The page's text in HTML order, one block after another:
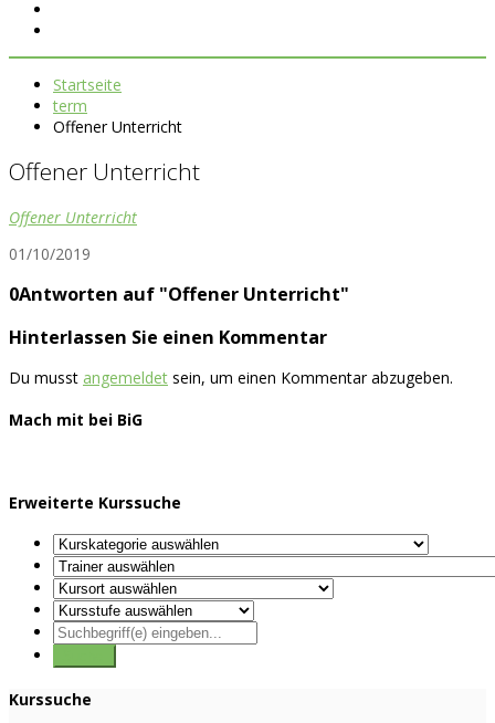
Startseite
term
Offener Unterricht
Offener Unterricht
Offener Unterricht
01/10/2019
0Antworten auf "Offener Unterricht"
Hinterlassen Sie einen Kommentar
Du musst angemeldet sein, um einen Kommentar abzugeben.
Mach mit bei BiG
Erweiterte Kurssuche
Kurssuche